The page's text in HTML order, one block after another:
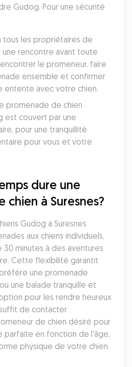
Gudog. Pour une sécurité
tous les propriétaires de
une rencontre avant toute
le promeneur, faire
ensemble et confirmer
entente avec votre chien.
promenade de chien
est couvert par une
pour une tranquillité
pour vous et votre
dure une
à Suresnes?
Gudog à Suresnes
aux chiens individuels,
minutes à des aventures
Cette flexibilité garantit
une promenade
une balade tranquille et
pour les rendre heureux
de contacter
de chien désiré pour
parfaite en fonction de l'âge,
physique de votre chien.